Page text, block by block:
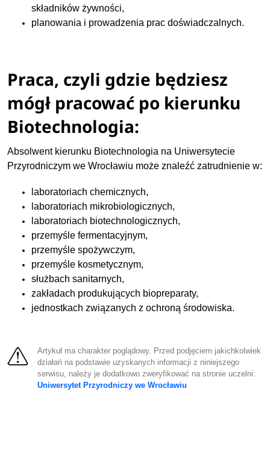
składników żywności,
planowania i prowadzenia prac doświadczalnych.
Praca, czyli gdzie będziesz
mógł pracować po kierunku
Biotechnologia:
Absolwent kierunku Biotechnologia na Uniwersytecie
Przyrodniczym we Wrocławiu może znaleźć zatrudnienie w:
laboratoriach chemicznych,
laboratoriach mikrobiologicznych,
laboratoriach biotechnologicznych,
przemyśle fermentacyjnym,
przemyśle spożywczym,
przemyśle kosmetycznym,
służbach sanitarnych,
zakładach produkujących biopreparaty,
jednostkach związanych z ochroną środowiska.
Artykuł ma charakter poglądowy. Przed podjęciem jakichkolwiek
działań na podstawie uzyskanych informacji z niniejszego
serwisu, należy je dodatkowo zweryfikować na stronie uczelni:
Uniwersytet Przyrodniczy we Wrocławiu